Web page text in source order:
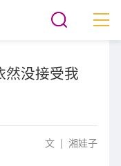
然没接受我
文 | 湘娃子